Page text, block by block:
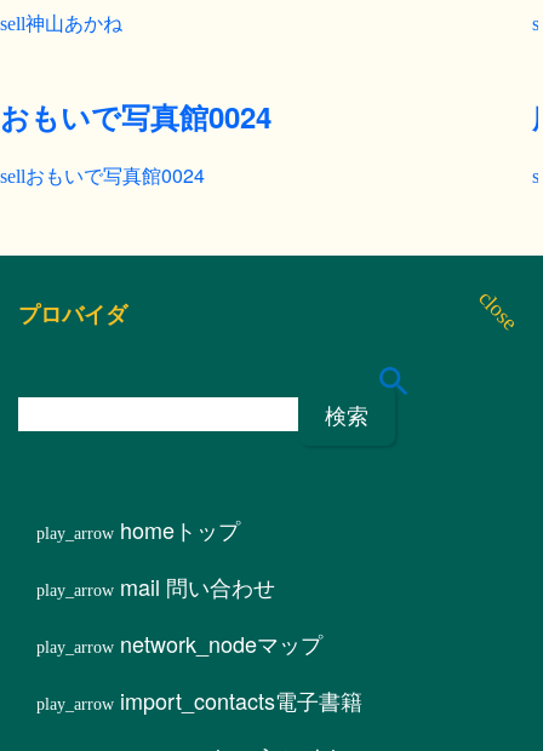
神山あかね
おもいで写真館0024
おもいで写真館0024
プロバイダ
home トップ
mail 問い合わせ
network_nodeマップ
import_contacts電子書籍